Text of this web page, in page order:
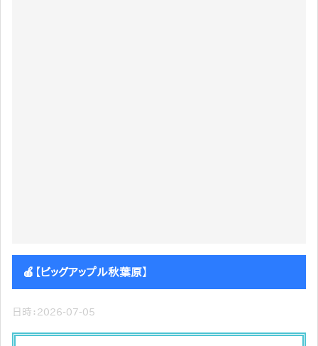
🍎【ビッグアップル秋葉原】
日時：2026-07-05